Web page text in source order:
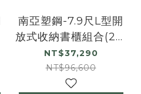
南亞塑鋼-7.9尺L型開
放式收納書櫃組合(2尺
書櫃+1.9尺轉角書櫃
+4尺書櫃)
NT$37,290
NT$96,600